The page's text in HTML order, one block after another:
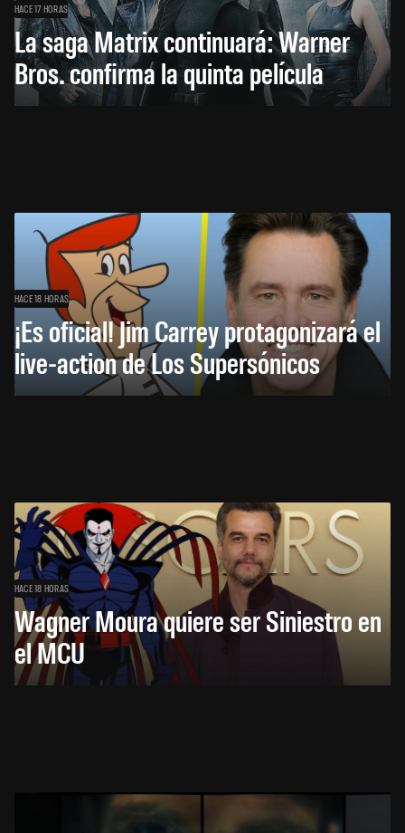
HACE 17 HORAS
La saga Matrix continuará: Warner
Bros. confirma la quinta película
HACE 18 HORAS
¡Es oficial! Jim Carrey protagonizará el
live-action de Los Supersónicos
HACE 18 HORAS
Wagner Moura quiere ser Siniestro en
el MCU